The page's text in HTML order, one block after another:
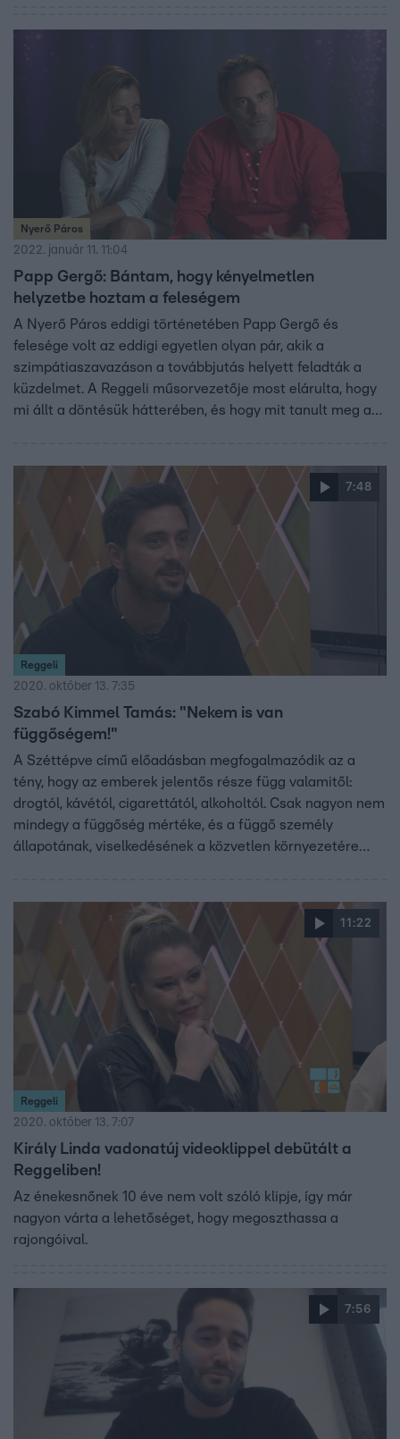
Nyerő Páros
2022. január 11. 11:04
Papp Gergő: Bántam, hogy kényelmetlen
helyzetbe hoztam a feleségem
A Nyerő Páros eddigi történetében Papp Gergő és
felesége volt az eddigi egyetlen olyan pár, akik a
szimpátiaszavazáson a továbbjutás helyett feladták a
küzdelmet. A Reggeli műsorvezetője most elárulta, hogy
mi állt a döntésük hátterében, és hogy mit tanult meg a
7:48
Reggeli
2020. október 13. 7:35
Szabó Kimmel Tamás: "Nekem is van
függőségem!"
A Széttépve című előadásban megfogalmazódik az a
tény, hogy az emberek jelentős része függ valamitől:
drogtól, kávétól, cigarettától, alkoholtól. Csak nagyon nem
mindegy a függőség mértéke, és a függő személy
állapotának, viselkedésének a közvetlen környezetére
11:22
Reggeli
2020. október 13. 7:07
Király Linda vadonatúj videoklippel debütált a
Reggeliben!
Az énekesnőnek 10 éve nem volt szóló klipje, így már
nagyon várta a lehetőséget, hogy megoszthassa a
rajongóival.
7:56